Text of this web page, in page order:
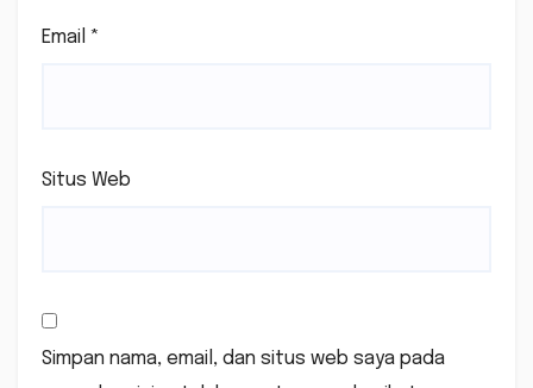
Email *
Situs Web
Simpan nama, email, dan situs web saya pada